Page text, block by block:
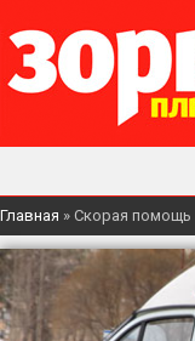
Главная » Скорая помощь